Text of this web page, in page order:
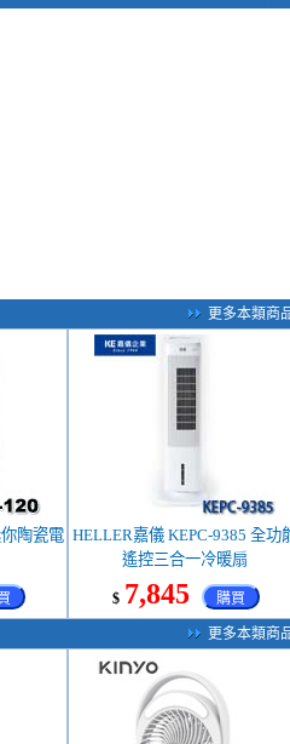
更多本類商
陶瓷電 HELLER嘉儀 KEPC-9385 全功
遙控三合一冷暖扇
$ 7,845 購買
更多本類商